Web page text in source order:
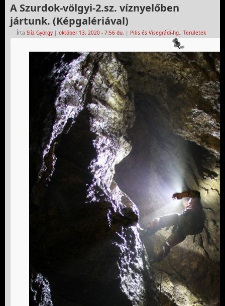
A Szurdok-völgyi-2.sz. víznyelőben
jártunk. (Képgalériával)
Írta Slíz György | október 13, 2020 - 7:56 du. | Pilis és Visegrádi-hg. , Területek